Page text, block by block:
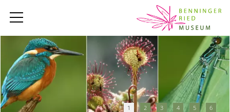
1 2 3 4 5 6